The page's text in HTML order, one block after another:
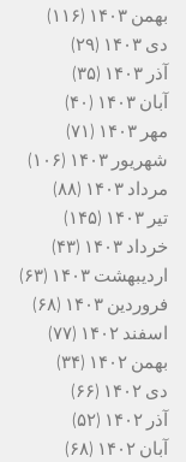
بهمن ۱۴۰۳
(۱۱۶)
دی ۱۴۰۳
(۲۹)
آذر ۱۴۰۳
(۳۵)
آبان ۱۴۰۳
(۴۰)
مهر ۱۴۰۳
(۷۱)
شهریور ۱۴۰۳
(۱۰۶)
مرداد ۱۴۰۳
(۸۸)
تیر ۱۴۰۳
(۱۴۵)
خرداد ۱۴۰۳
(۴۳)
اردیبهشت ۱۴۰۳
(۶۳)
فروردین ۱۴۰۳
(۶۸)
اسفند ۱۴۰۲
(۷۷)
بهمن ۱۴۰۲
(۳۴)
دی ۱۴۰۲
(۶۶)
آذر ۱۴۰۲
(۵۲)
آبان ۱۴۰۲
(۶۸)